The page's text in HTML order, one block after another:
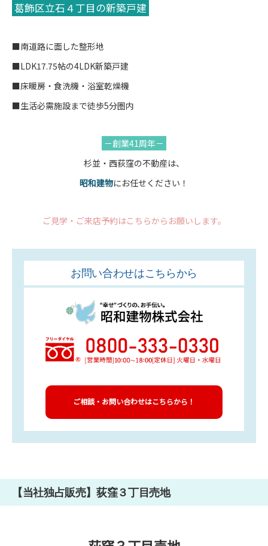
葛飾区立石４丁目の新築戸建
■南道路に面した整形地
■LDK17.75帖の4LDK新築戸建
■床暖房・食洗機・浴室乾燥機
■生活必需施設まで徒歩5分圏内
－創業41周年－
杉並・西荻窪の不動産は、
昭和建物にお任せください！
ご見学・ご来店予約はこちらからお願いします。
お問い合わせはこちらから
ご相談・お問い合わせはこちらから！
【当社独占販売】荻窪３丁目売地